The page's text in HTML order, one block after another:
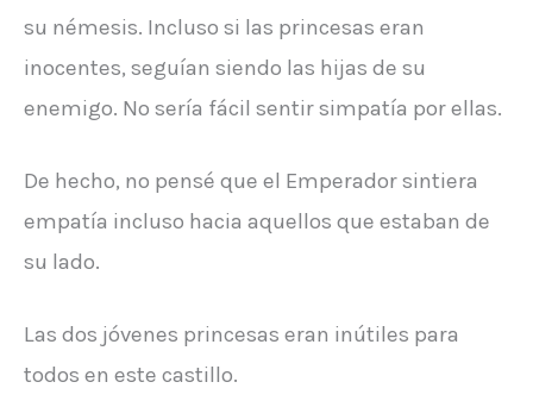
su némesis. Incluso si las princesas eran
inocentes, seguían siendo las hijas de su
enemigo. No sería fácil sentir simpatía por ellas.
De hecho, no pensé que el Emperador sintiera
empatía incluso hacia aquellos que estaban de
su lado.
Las dos jóvenes princesas eran inútiles para
todos en este castillo.